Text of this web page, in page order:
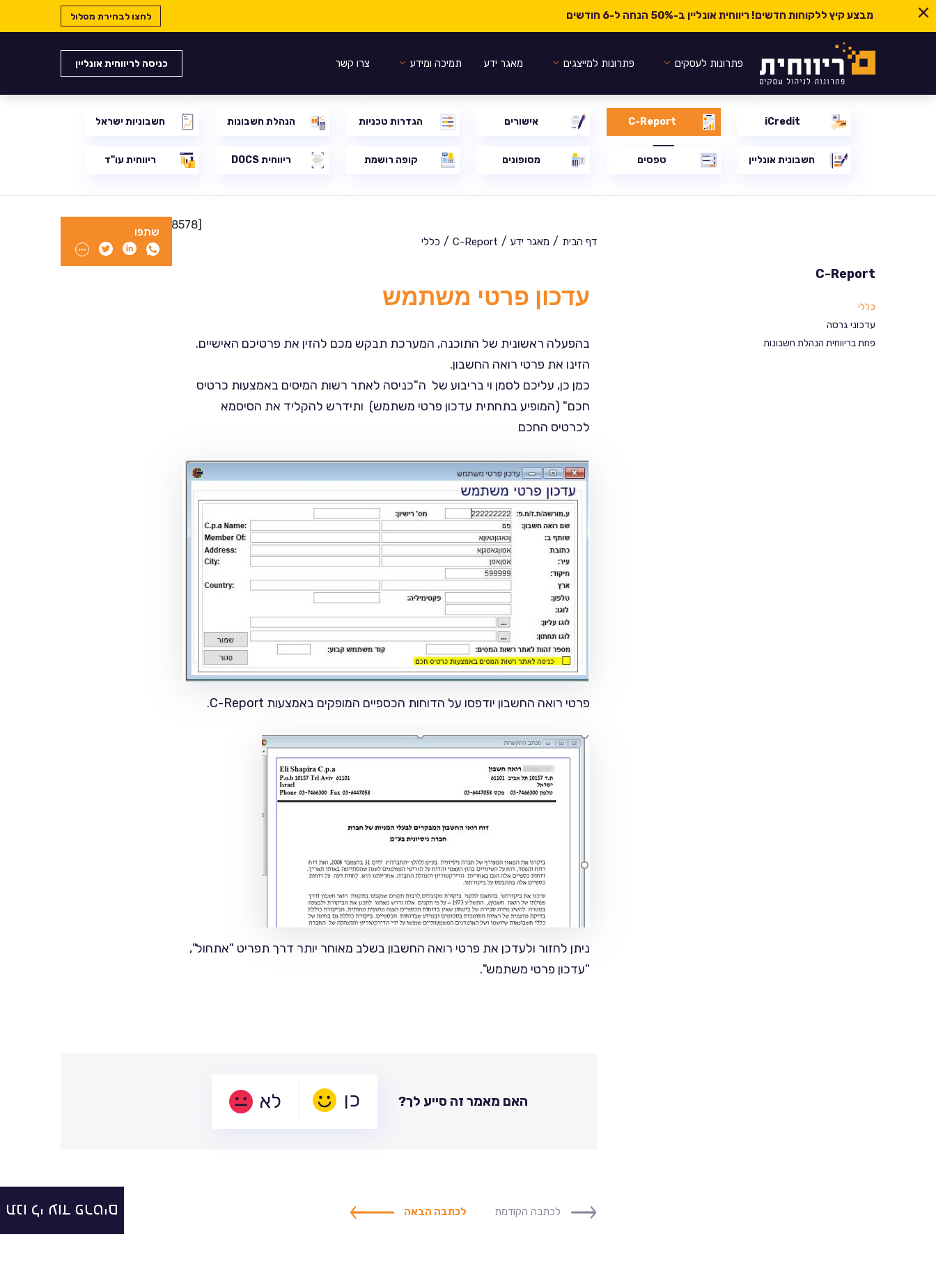
מבצע קיץ ללקוחות חדשים! ריווחית אונליין ב-50% הנחה ל-6 חודשים לחצו לבחירת מסלול
פתרונות לעסקים פתרונות למייצגים מאגר ידע תמיכה ומידע צרו קשר כניסה לריווחית אונליין
iCredit
C-Report אישורים הגדרות טכניות הנהלת חשבונות חשבוניות ישראל
חשבונית אונליין טפסים מסופונים קופה רושמת ריווחית DOCS ריווחית עו"ד
C-Report
כללי
עדכוני גרסה
פחת בריווחית הנהלת חשבונות
[searchandfilter id="8578"]
דף הבית / מאגר ידע /
C-Report
/ כללי
שתפו
עדכון פרטי משתמש
בהפעלה ראשונית של התוכנה, המערכת תבקש מכם להזין את פרטיכם האישיים.
הזינו את פרטי רואה החשבון.
כמן כן, עליכם לסמן וי בריבוע של ה"כניסה לאתר רשות המיסים באמצעות כרטיס
חכם" (המופיע בתחתית עדכון פרטי משתמש) ותידרש להקליד את הסיסמא
לכרטיס החכם
פרטי רואה החשבון יודפסו על הדוחות הכספיים המופקים באמצעות C-Report.
ניתן לחזור ולעדכן את פרטי רואה החשבון בשלב מאוחר יותר דרך תפריט "אתחול",
"עדכון פרטי משתמש".
האם מאמר זה סייע לך? לא
לכתבה הקודמת לכתבה הבאה תנו לי עוד פרטים